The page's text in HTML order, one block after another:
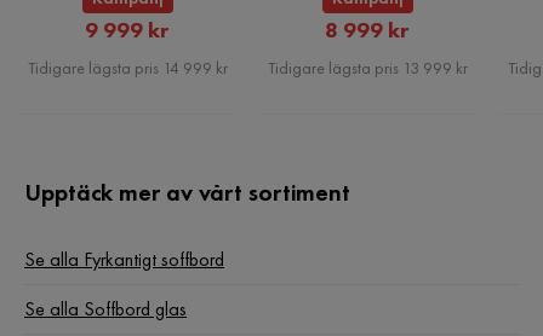
Rabatterat
Pris
9 999 kr
Tidigare lägsta pris 14 999 kr
Rabatterat
Pris
8 999 kr
Tidigare lägsta pris 13 999 kr
Upptäck mer av vårt sortiment
Se alla Fyrkantigt soffbord
Se alla Soffbord glas